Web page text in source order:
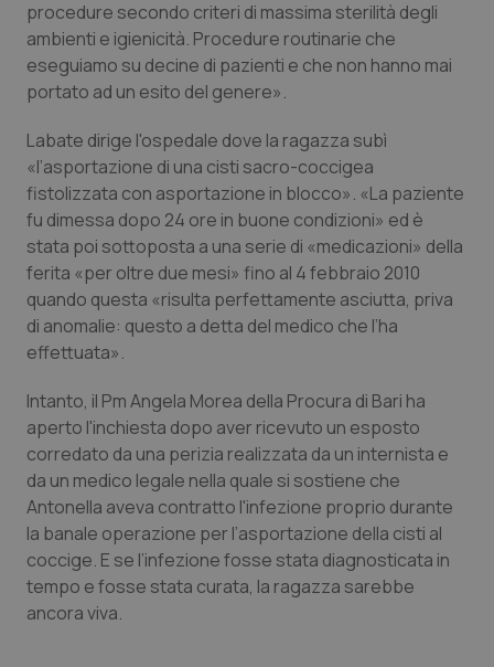
Toscana
Valle D’Aosta
Veneto
Obesità
Oncodermatologia
Oncoematologia
Oncologia & Nutrizione
Psoriasi & pelle
Quotidiano Cardiologia
Quotidiano Chirurgia
Quotidiano Oncologia
Quotidiano Pediatria
procedure secondo criteri di massima sterilità degli
ambienti e igienicità. Procedure routinarie che
eseguiamo su decine di pazienti e che non hanno mai
portato ad un esito del genere».
Labate dirige l'ospedale dove la ragazza subì
«l’asportazione di una cisti sacro-coccigea
fistolizzata con asportazione in blocco». «La paziente
fu dimessa dopo 24 ore in buone condizioni» ed è
stata poi sottoposta a una serie di «medicazioni» della
ferita «per oltre due mesi» fino al 4 febbraio 2010
quando questa «risulta perfettamente asciutta, priva
di anomalie: questo a detta del medico che l’ha
effettuata».
Intanto, il Pm Angela Morea della Procura di Bari ha
aperto l'inchiesta dopo aver ricevuto un esposto
corredato da una perizia realizzata da un internista e
da un medico legale nella quale si sostiene che
Antonella aveva contratto l'infezione proprio durante
la banale operazione per l’asportazione della cisti al
coccige. E se l’infezione fosse stata diagnosticata in
tempo e fosse stata curata, la ragazza sarebbe
ancora viva.